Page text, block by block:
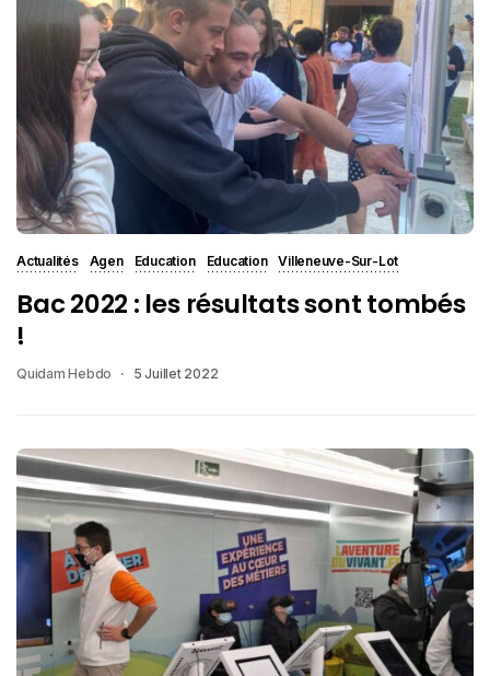
Actualités Agen Education Education Villeneuve-Sur-Lot
Bac 2022 : les résultats sont tombés
!
Quidam Hebdo 5 Juillet 2022